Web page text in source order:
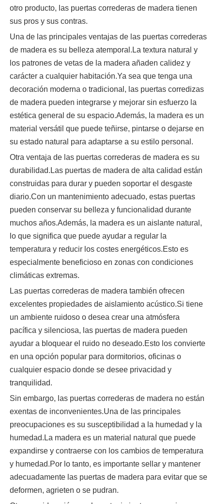
otro producto, las puertas correderas de madera tienen
sus pros y sus contras.
Una de las principales ventajas de las puertas correderas
de madera es su belleza atemporal.La textura natural y
los patrones de vetas de la madera añaden calidez y
carácter a cualquier habitación.Ya sea que tenga una
decoración moderna o tradicional, las puertas corredizas
de madera pueden integrarse y mejorar sin esfuerzo la
estética general de su espacio.Además, la madera es un
material versátil que puede teñirse, pintarse o dejarse en
su estado natural para adaptarse a su estilo personal.
Otra ventaja de las puertas correderas de madera es su
durabilidad.Las puertas de madera de alta calidad están
construidas para durar y pueden soportar el desgaste
diario.Con un mantenimiento adecuado, estas puertas
pueden conservar su belleza y funcionalidad durante
muchos años.Además, la madera es un aislante natural,
lo que significa que puede ayudar a regular la
temperatura y reducir los costes energéticos.Esto es
especialmente beneficioso en zonas con condiciones
climáticas extremas.
Las puertas correderas de madera también ofrecen
excelentes propiedades de aislamiento acústico.Si tiene
un ambiente ruidoso o desea crear una atmósfera
pacífica y silenciosa, las puertas de madera pueden
ayudar a bloquear el ruido no deseado.Esto los convierte
en una opción popular para dormitorios, oficinas o
cualquier espacio donde se desee privacidad y
tranquilidad.
Sin embargo, las puertas correderas de madera no están
exentas de inconvenientes.Una de las principales
preocupaciones es su susceptibilidad a la humedad y la
humedad.La madera es un material natural que puede
expandirse y contraerse con los cambios de temperatura
y humedad.Por lo tanto, es importante sellar y mantener
adecuadamente las puertas de madera para evitar que se
deformen, agrieten o se pudran.